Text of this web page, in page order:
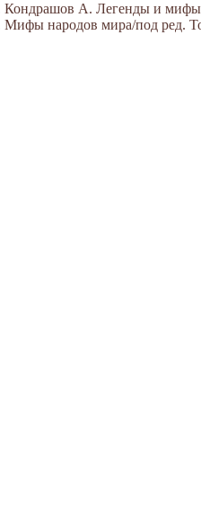
Кондрашов А. Легенды и
Мифы народов мира/под ред.